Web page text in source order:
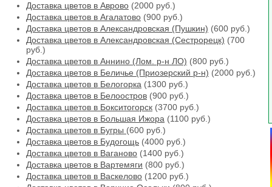
Доставка цветов в Аврово (2000 руб.)
Доставка цветов в Агалатово (900 руб.)
Доставка цветов в Александровская (Пушкин) (600 руб.)
Доставка цветов в Александровская (Сестрорецк) (700
руб.)
Доставка цветов в Аннино (Лом. р-н ЛО) (800 руб.)
Доставка цветов в Беличье (Приозерский р-н) (2000 руб.)
Доставка цветов в Белогорка (1300 руб.)
Доставка цветов в Белоостров (900 руб.)
Доставка цветов в Бокситогорск (3700 руб.)
Доставка цветов в Большая Ижора (1100 руб.)
Доставка цветов в Бугры (600 руб.)
Доставка цветов в Будогощь (4000 руб.)
Доставка цветов в Ваганово (1400 руб.)
Доставка цветов в Вартемяги (800 руб.)
Доставка цветов в Васкелово (1200 руб.)